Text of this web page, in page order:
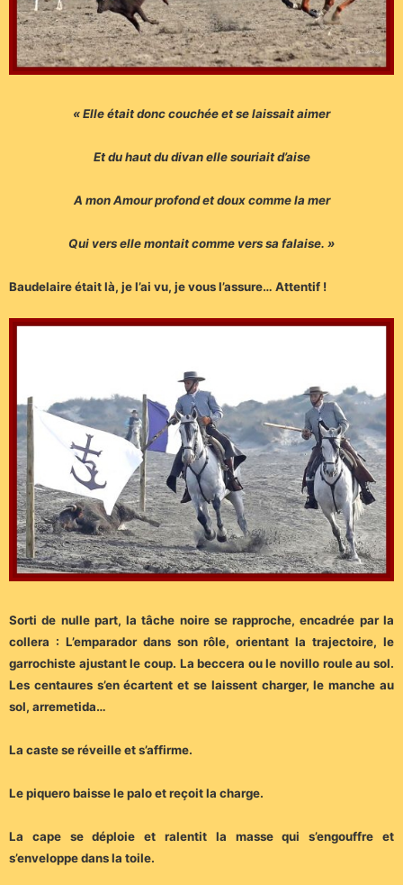
« Elle était donc couchée et se laissait aimer
Et du haut du divan elle souriait d’aise
A mon Amour profond et doux comme la mer
Qui vers elle montait comme vers sa falaise. »
Baudelaire était là, je l’ai vu, je vous l’assure… Attentif !
Sorti de nulle part, la tâche noire se rapproche, encadrée par la
collera : L’emparador dans son rôle, orientant la trajectoire, le
garrochiste ajustant le coup. La beccera ou le novillo roule au sol.
Les centaures s’en écartent et se laissent charger, le manche au
sol, arremetida…
La caste se réveille et s’affirme.
Le piquero baisse le palo et reçoit la charge.
La cape se déploie et ralentit la masse qui s’engouffre et
s’enveloppe dans la toile.